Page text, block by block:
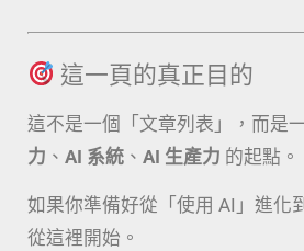
這一頁的真正目的
這不是一個「文章列表」，而是
力 、 AI 系統 、 AI 生產力 的起點。
如果你準備好從「使用 AI」進化
從這裡開始。